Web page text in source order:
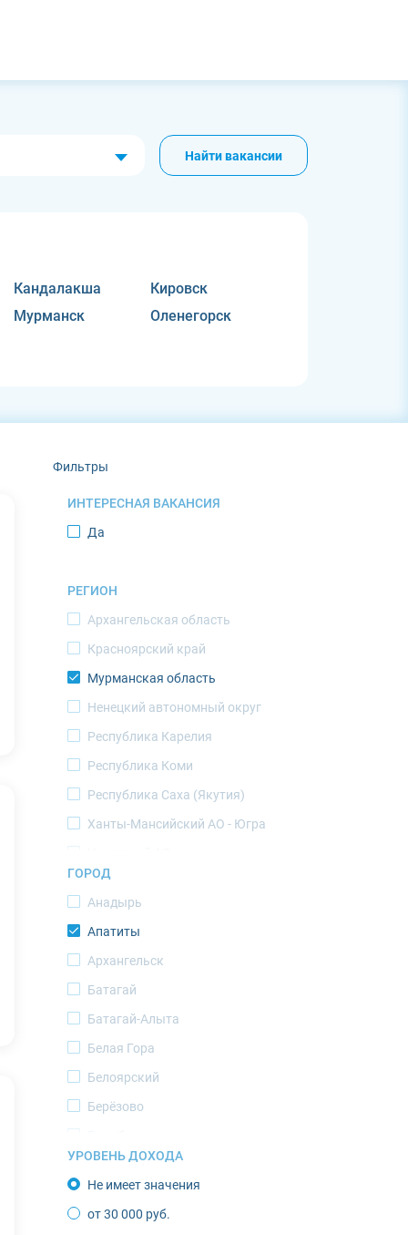
Найти вакансии
Кандалакша
Кировск
Мурманск
Оленегорск
Фильтры
ИНТЕРЕСНАЯ ВАКАНСИЯ
Да
РЕГИОН
Архангельская область
Красноярский край
Мурманская область
Ненецкий автономный округ
Республика Карелия
Республика Коми
Республика Саха (Якутия)
Ханты-Мансийский АО - Югра
Ямало-Ненецкий АО
ГОРОД
Анадырь
Апатиты
Архангельск
Батагай
Батагай-Алыта
Белая Гора
Белоярский
Берёзово
Верхоянск
Воркута
Губкинский
УРОВЕНЬ ДОХОДА
Не имеет значения
от 30 000 руб.